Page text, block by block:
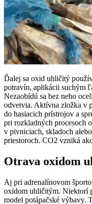
Ďalej sa oxid uhličitý
potravín, aplikácii suchým
Nezaobídú sa bez neho
odvetvia. Aktívna zložka v
do hasiacich prístrojov a
pri rozkladných procesoch
v pivniciach, skladoch
priestoroch. CO2 vzniká
Otrava oxidom
Aj pri adrenalínovom
oxidom uhličitým. Niektorí
model potápačské výbavy.